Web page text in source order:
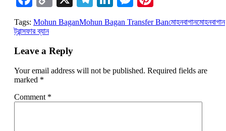
Link
Tags: Mohun BaganMohun Bagan Transfer Banমোহনবাগানমোহনবাগান
ট্রান্সফার ব্যান
Leave a Reply
Your email address will not be published. Required fields are
marked *
Comment *